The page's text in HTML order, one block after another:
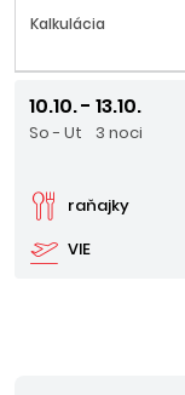
Kalkulácia
10.10. - 13.10.
So - Ut 3 noci
VIE
raňajky